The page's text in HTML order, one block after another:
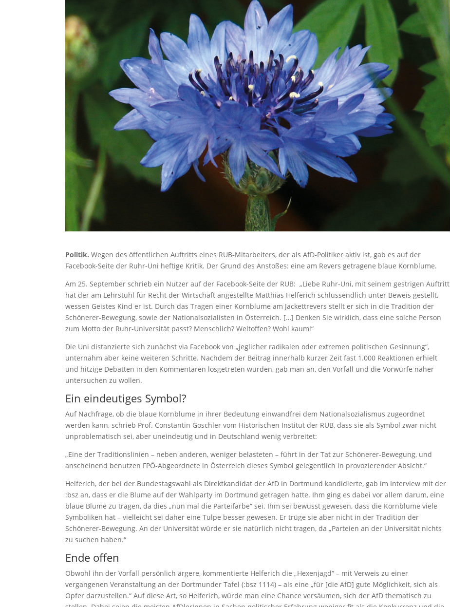
Politik. Wegen des öffentlichen Auftritts eines RUB-Mitarbeiters, der als AfD-Politiker aktiv ist, gab es auf der
Facebook-Seite der Ruhr-Uni heftige Kritik. Der Grund des Anstoßes: eine am Revers getragene blaue Kornblume.
Am 25. September schrieb ein Nutzer auf der Facebook-Seite der RUB: „Liebe Ruhr-Uni, mit seinem gestrigen Auftritt
hat der am Lehrstuhl für Recht der Wirtschaft angestellte Matthias Helferich schlussendlich unter Beweis gestellt,
wessen Geistes Kind er ist. Durch das Tragen einer Kornblume am Jackettrevers stellt er sich in die Tradition der
Schönerer-Bewegung, sowie der Nationalsozialisten in Österreich. […] Denken Sie wirklich, dass eine solche Person
zum Motto der Ruhr-Universität passt? Menschlich? Weltoffen? Wohl kaum!“
Die Uni distanzierte sich zunächst via Facebook von „jeglicher radikalen oder extremen politischen Gesinnung“,
unternahm aber keine weiteren Schritte. Nachdem der Beitrag innerhalb kurzer Zeit fast 1.000 Reaktionen erhielt
und hitzige Debatten in den Kommentaren losgetreten wurden, gab man an, den Vorfall und die Vorwürfe näher
untersuchen zu wollen.
Ein eindeutiges Symbol?
Auf Nachfrage, ob die blaue Kornblume in ihrer Bedeutung einwandfrei dem Nationalsozialismus zugeordnet
werden kann, schrieb Prof. Constantin Goschler vom Historischen Institut der RUB, dass sie als Symbol zwar nicht
unproblematisch sei, aber uneindeutig und in Deutschland wenig verbreitet:
„Eine der Traditionslinien – neben anderen, weniger belasteten – führt in der Tat zur Schönerer-Bewegung, und
anscheinend benutzen FPÖ-Abgeordnete in Österreich dieses Symbol gelegentlich in provozierender Absicht.“
Helferich, der bei der Bundestagswahl als Direktkandidat der AfD in Dortmund kandidierte, gab im Interview mit der
:bsz an, dass er die Blume auf der Wahlparty im Dortmund getragen hatte. Ihm ging es dabei vor allem darum, eine
blaue Blume zu tragen, da dies „nun mal die Parteifarbe“ sei. Ihm sei bewusst gewesen, dass die Kornblume viele
Symboliken hat – vielleicht sei daher eine Tulpe besser gewesen. Er trüge sie aber nicht in der Tradition der
Schönerer-Bewegung. An der Universität würde er sie natürlich nicht tragen, da „Parteien an der Universität nichts
zu suchen haben.“
Ende offen
Obwohl ihn der Vorfall persönlich ärgere, kommentierte Helferich die „Hexenjagd“ – mit Verweis zu einer
vergangenen Veranstaltung an der Dortmunder Tafel (:bsz 1114) – als eine „für [die AfD] gute Möglichkeit, sich als
Opfer darzustellen.“ Auf diese Art, so Helferich, würde man eine Chance versäumen, sich der AfD thematisch zu